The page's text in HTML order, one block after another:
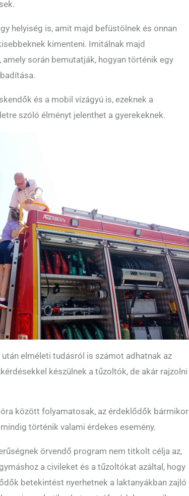
helyiség is, amit majd befüstölnek és onnan
kimenteni. Imitálnak majd
során bemutatják, hogyan történik egy
és a mobil vízágyú is, ezeknek a
szóló élményt jelenthet a gyerekeknek.
elméleti tudásról is számot adhatnak az
készülnek a tűzoltók, de akár rajzolni
között folyamatosak, az érdeklődők bármikor
történik valami érdekes esemény.
örvendő program nem titkolt célja az,
a civileket és a tűzoltókat azáltal, hogy
betekintést nyerhetnek a laktanyákban zajló